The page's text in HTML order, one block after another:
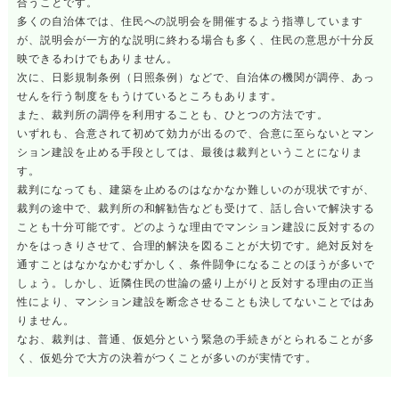
合うことです。
多くの自治体では、住民への説明会を開催するよう指導しています
が、説明会が一方的な説明に終わる場合も多く、住民の意思が十分反
映できるわけでもありません。
次に、日影規制条例（日照条例）などで、自治体の機関が調停、あっ
せんを行う制度をもうけているところもあります。
また、裁判所の調停を利用することも、ひとつの方法です。
いずれも、合意されて初めて効力が出るので、合意に至らないとマン
ション建設を止める手段としては、最後は裁判ということになりま
す。
裁判になっても、建築を止めるのはなかなか難しいのが現状ですが、
裁判の途中で、裁判所の和解勧告なども受けて、話し合いで解決する
ことも十分可能です。どのような理由でマンション建設に反対するの
かをはっきりさせて、合理的解決を図ることが大切です。絶対反対を
通すことはなかなかむずかしく、条件闘争になることのほうが多いで
しょう。しかし、近隣住民の世論の盛り上がりと反対する理由の正当
性により、マンション建設を断念させることも決してないことではあ
りません。
なお、裁判は、普通、仮処分という緊急の手続きがとられることが多
く、仮処分で大方の決着がつくことが多いのが実情です。